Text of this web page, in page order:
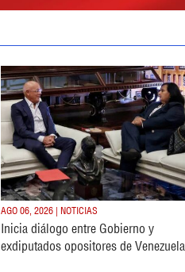
AGO 06, 2026 | NOTICIAS
Inicia diálogo entre Gobierno y
exdiputados opositores de Venezuela